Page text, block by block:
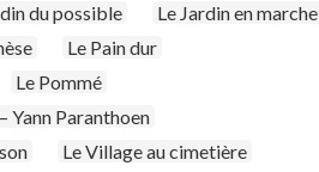
du possible
Le Jardin en marche
Le Pain dur
Le Pommé
Yann Paranthoen
Le Village au cimetière